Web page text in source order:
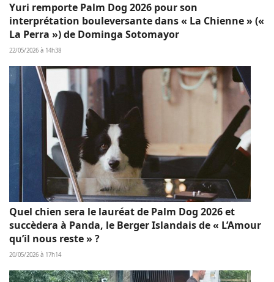
Yuri remporte Palm Dog 2026 pour son
interprétation bouleversante dans « La Chienne » («
La Perra ») de Dominga Sotomayor
22/05/2026 à 14h38
Quel chien sera le lauréat de Palm Dog 2026 et
succèdera à Panda, le Berger Islandais de « L’Amour
qu’il nous reste » ?
20/05/2026 à 17h14